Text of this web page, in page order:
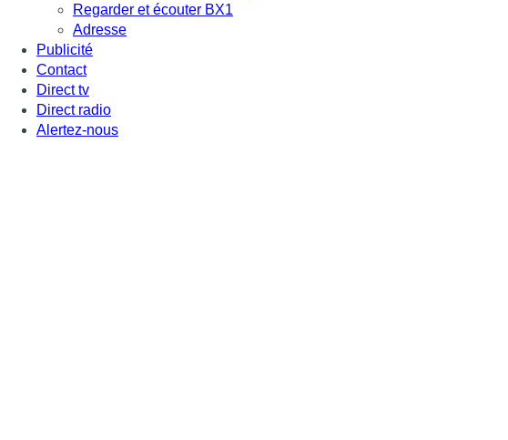
Regarder et écouter BX1
Adresse
Publicité
Contact
Direct tv
Direct radio
Alertez-nous